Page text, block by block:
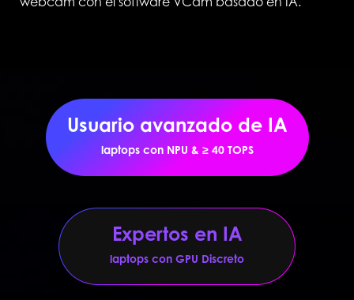
Usuario avanzado de IA
laptops con NPU & ≥ 40 TOPS
Expertos en IA
laptops con GPU Discreto